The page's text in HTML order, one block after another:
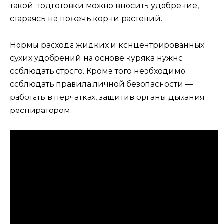
такой подготовки можно вносить удобрение,
стараясь не пожечь корни растений.
Нормы расхода жидких и концентрированных
сухих удобрений на основе куряка нужно
соблюдать строго. Кроме того необходимо
соблюдать правила личной безопасности —
работать в перчатках, защитив органы дыхания
респиратором.